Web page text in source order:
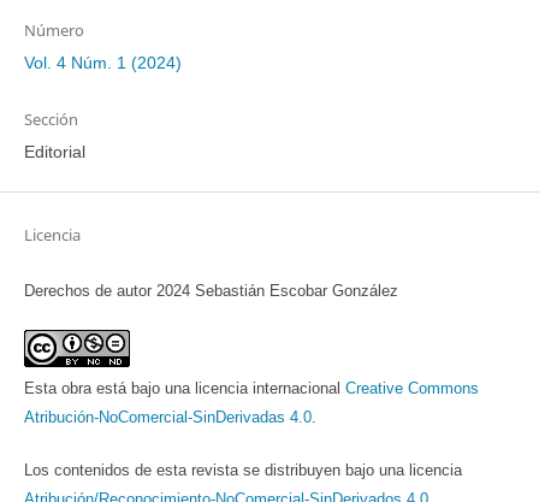
Número
Vol. 4 Núm. 1 (2024)
Sección
Editorial
Licencia
Derechos de autor 2024 Sebastián Escobar González
Esta obra está bajo una licencia internacional Creative Commons
Atribución-NoComercial-SinDerivadas 4.0.
Los contenidos de esta revista se distribuyen bajo una licencia